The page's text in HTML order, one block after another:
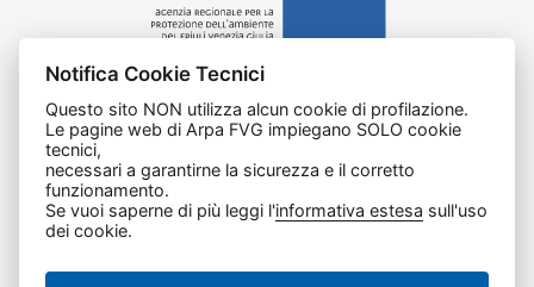
Agenzia regionale per la protezione dell’ambiente del
Friuli Venezia Giulia
C.F. e P. IVA 02096520305
Tel 0432 1918111
Notifica Cookie Tecnici
Questo sito NON utilizza alcun cookie di profilazione.
Le pagine web di Arpa FVG impiegano SOLO cookie
tecnici,
necessari a garantirne la sicurezza e il corretto
funzionamento.
Se vuoi saperne di più leggi l'informativa estesa sull'uso
dei cookie.